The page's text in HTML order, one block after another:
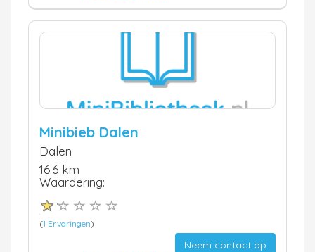
Minibieb Dalen
Dalen
16.6 km
Waardering:
(1 Ervaringen)
Neem contact op